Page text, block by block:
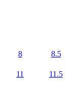
8 8.5
11 11.5